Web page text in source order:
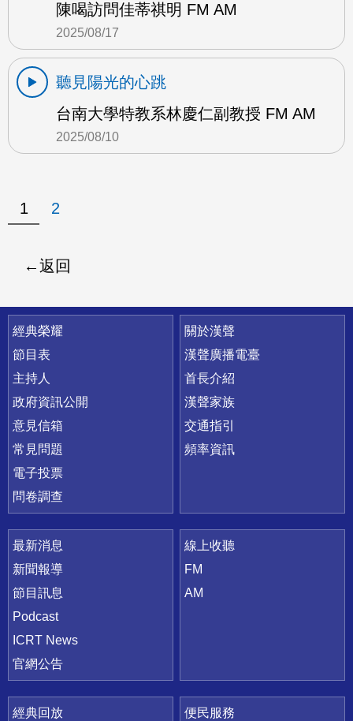
陳喝訪問佳蒂祺明 FM AM
2025/08/17
聽見陽光的心跳
台南大學特教系林慶仁副教授 FM AM
2025/08/10
1 2
返回
快速連結
經典榮耀
節目表
主持人
政府資訊公開
意見信箱
常見問題
電子投票
問卷調查
關於漢聲
漢聲廣播電臺
首長介紹
漢聲家族
交通指引
頻率資訊
最新消息
新聞報導
節目訊息
Podcast
ICRT News
官網公告
線上收聽
FM
AM
經典回放
便民服務